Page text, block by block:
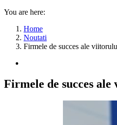
You are here:
Home
Noutati
Firmele de succes ale
Firmele de succes